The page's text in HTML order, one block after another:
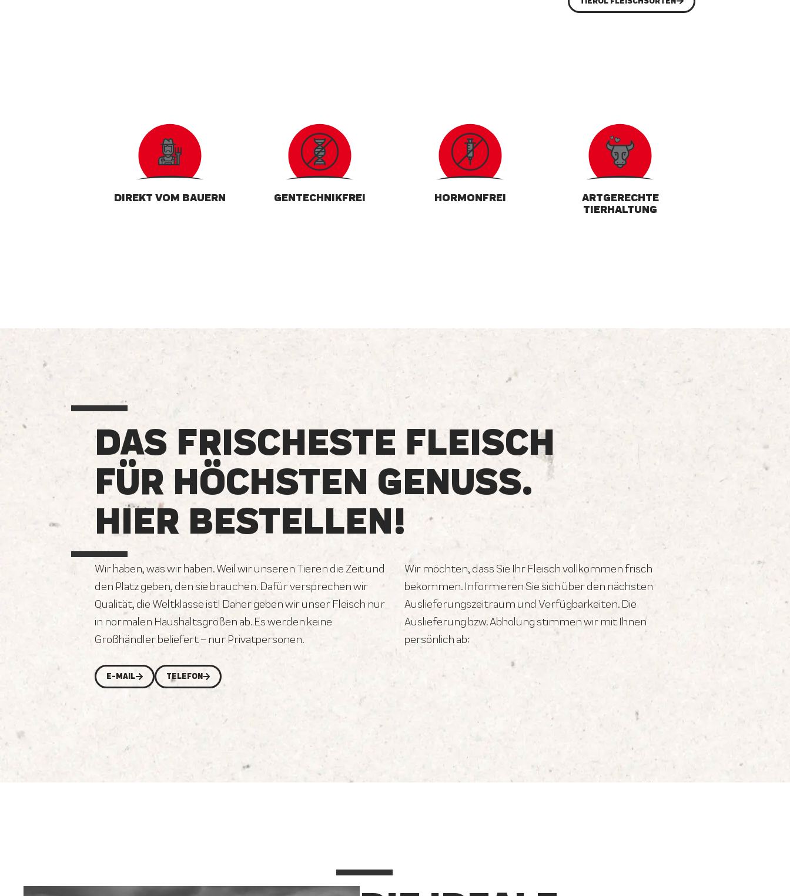
DIREKT VOM BAUERN GENTECHNIKFREI HORMONFREI
ARTGERECHTE
TIERHALTUNG
DAS FRISCHESTE FLEISCH
FÜR HÖCHSTEN GENUSS.
HIER BESTELLEN!
Wir haben, was wir haben. Weil wir unseren Tieren die Zeit und
den Platz geben, den sie brauchen. Dafür versprechen wir
Qualität, die Weltklasse ist! Daher geben wir unser Fleisch nur
in normalen Haushaltsgrößen ab. Es werden keine
Großhändler beliefert – nur Privatpersonen.
Wir möchten, dass Sie Ihr Fleisch vollkommen frisch
bekommen. Informieren Sie sich über den nächsten
Auslieferungszeitraum und Verfügbarkeiten. Die
Auslieferung bzw. Abholung stimmen wir mit Ihnen
persönlich ab:
E-MAIL TELEFON